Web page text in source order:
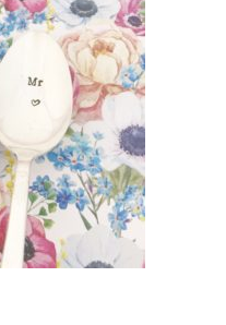
CUILLÈRES
: MR & MRS
PANIER